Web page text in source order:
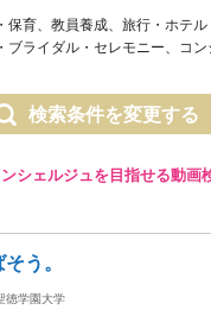
保育、教員養成、旅行・ホテ
ブライダル・セレモニー、コ
検索条件を変更する
シェルジュを目指せる動画
う。
徳学園大学